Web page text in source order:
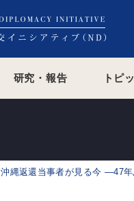
研究・報告 トピ
沖縄返還当事者が見る今 ―47